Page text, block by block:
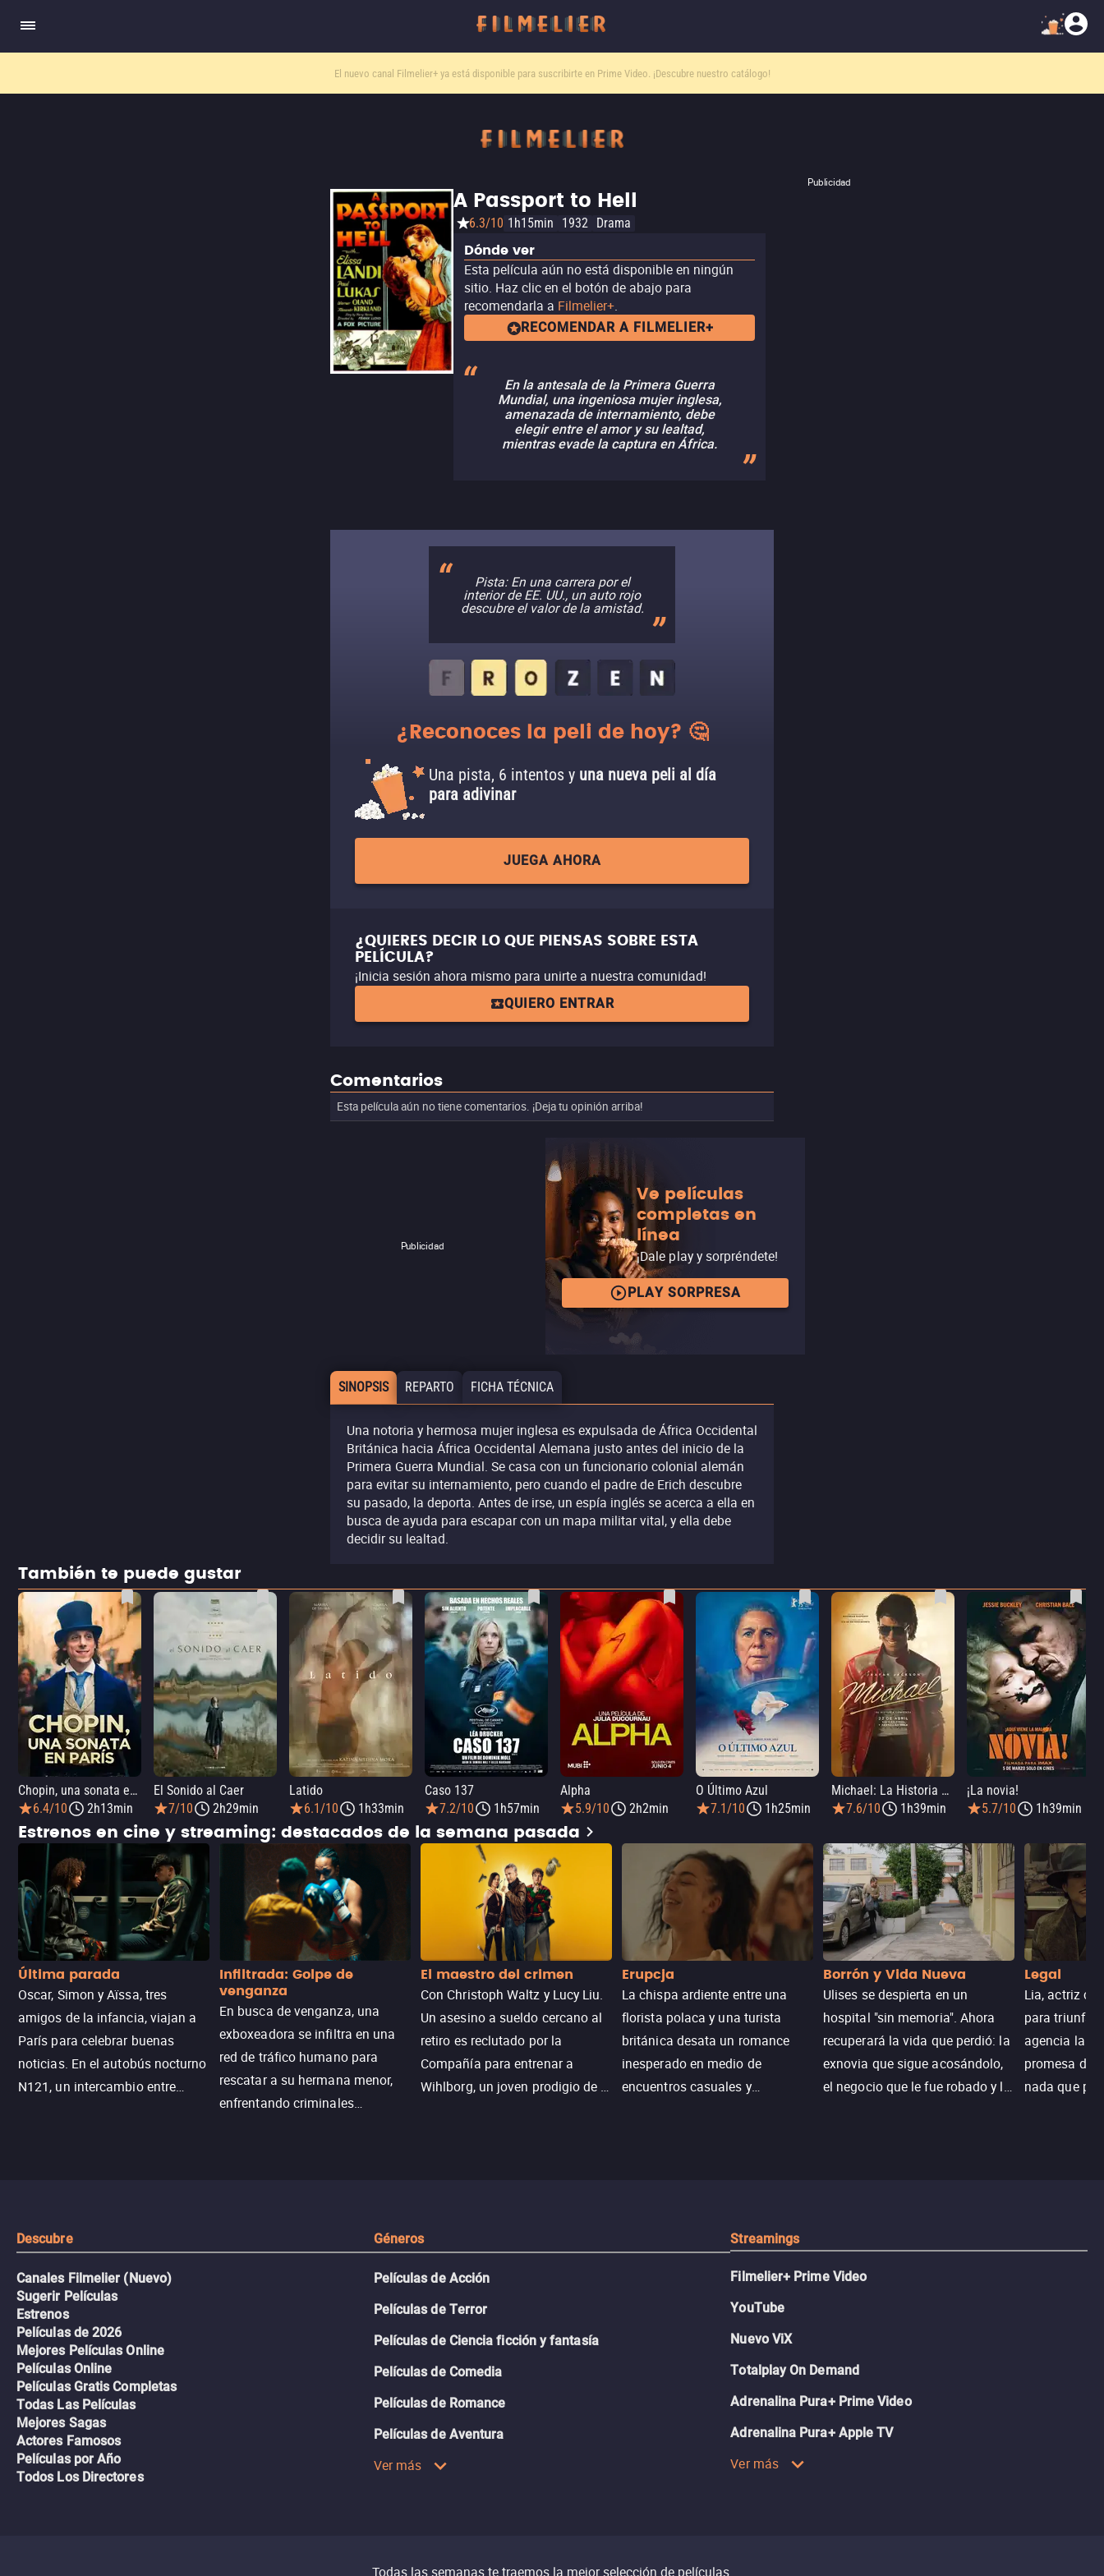
El nuevo canal Filmelier+ya está disponible para suscribirte en Prime Video. ¡Descubre nuestro catálogo!
Publicidad
A Passport to Hell
6.3/10 1h15min 1932 Drama
Dónde ver
Esta película aún no está disponible en ningún
sitio. Haz clic en el botón de abajo para
recomendarla a Filmelier+.
RECOMENDAR A FILMELIER+
En la antesala de la Primera Guerra
Mundial, una ingeniosa mujer inglesa,
amenazada de internamiento, debe
elegir entre el amor y su lealtad,
mientras evade la captura en África.
Pista: En una carrera por el
interior de EE. UU., un auto rojo
descubre el valor de la amistad.
¿Reconoces la peli de hoy? 🤔
Una pista, 6 intentos y una nueva peli al día
para adivinar
JUEGA AHORA
¿QUIERES DECIR LO QUE PIENSAS SOBRE ESTA
PELÍCULA?
¡Inicia sesión ahora mismo para unirte a nuestra comunidad!
QUIERO ENTRAR
Comentarios
Esta película aún no tiene comentarios. ¡Deja tu opinión arriba!
Publicidad
Ve películas
completas en
línea
¡Dale play y sorpréndete!
PLAY SORPRESA
SINOPSIS REPARTO FICHA TÉCNICA
Una notoria y hermosa mujer inglesa es expulsada de África Occidental
Británica hacia África Occidental Alemana justo antes del inicio de la
Primera Guerra Mundial. Se casa con un funcionario colonial alemán
para evitar su internamiento, pero cuando el padre de Erich descubre
su pasado, la deporta. Antes de irse, un espía inglés se acerca a ella en
busca de ayuda para escapar con un mapa militar vital, y ella debe
decidir su lealtad.
También te puede gustar
Chopin, una sonata en París
6.4/10
2h13min
El Sonido al Caer
7/10
2h29min
Latido
6.1/10
1h33min
Caso 137
7.2/10
1h57min
Alpha
5.9/10
2h2min
O Último Azul
7.1/10
1h25min
Michael: La Historia De Michael Jackson
7.6/10
1h39min
¡La novia!
5.7/10
1h39min
Estrenos en cine y streaming: destacados de la semana pasada
Última parada
Oscar, Simon y Aïssa, tres
amigos de la infancia, viajan a
París para celebrar buenas
noticias. En el autobús nocturno
N121, un intercambio entre
Infiltrada: Golpe de
venganza
En busca de venganza, una
exboxeadora se infiltra en una
red de tráfico humano para
rescatar a su hermana menor,
enfrentando criminales
El maestro del crimen
Con Christoph Waltz y Lucy Liu.
Un asesino a sueldo cercano al
retiro es reclutado por la
Compañía para entrenar a
Wihlborg, un joven prodigio de la
Erupcja
La chispa ardiente entre una
florista polaca y una turista
británica desata un romance
inesperado en medio de
encuentros casuales y
Borrón y Vida Nueva
Ulises se despierta en un
hospital "sin memoria". Ahora
recuperará la vida que perdió: la
exnovia que sigue acosándolo,
el negocio que le fue robado y la
Legal
Lia, actriz
para triunfar
agencia la
promesa de
nada que
Descubre
Canales Filmelier (Nuevo)
Sugerir Películas
Estrenos
Películas de 2026
Mejores Películas Online
Películas Online
Películas Gratis Completas
Todas Las Películas
Mejores Sagas
Actores Famosos
Películas por Año
Todos Los Directores
Géneros
Películas de Acción
Películas de Terror
Películas de Ciencia ficción y fantasía
Películas de Comedia
Películas de Romance
Películas de Aventura
Ver más
Streamings
Filmelier+ Prime Video
YouTube
Nuevo ViX
Totalplay On Demand
Adrenalina Pura+ Prime Video
Adrenalina Pura+ Apple TV
Ver más
Todas las semanas te traemos la mejor selección de películas.